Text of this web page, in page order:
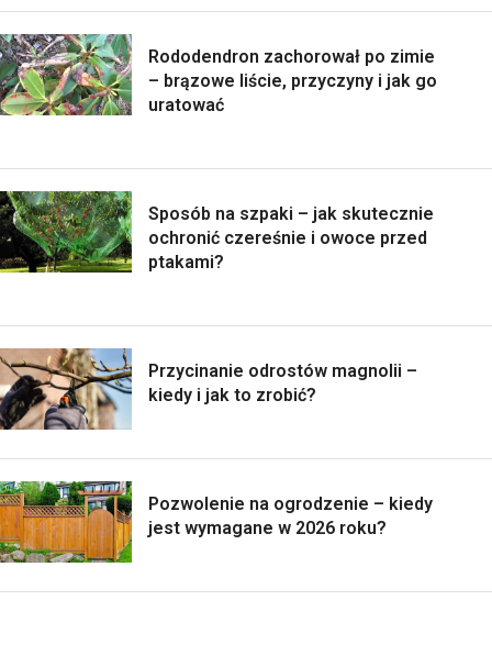
Rododendron zachorował po zimie
– brązowe liście, przyczyny i jak go
uratować
Sposób na szpaki – jak skutecznie
ochronić czereśnie i owoce przed
ptakami?
Przycinanie odrostów magnolii –
kiedy i jak to zrobić?
Pozwolenie na ogrodzenie – kiedy
jest wymagane w 2026 roku?